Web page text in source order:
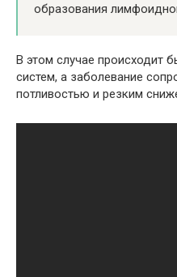
образования
В этом случае происходит
систем, а заболевание
потливостью и резким